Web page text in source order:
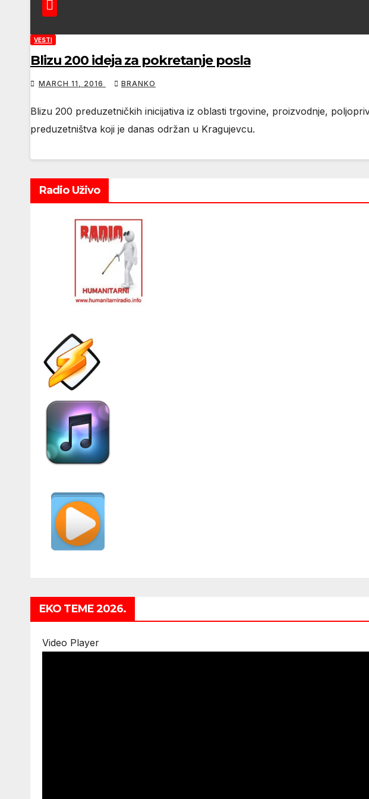
VESTI
Blizu 200 ideja za pokretanje posla
MARCH 11, 2016 BRANKO
Blizu 200 preduzetničkih inicijativa iz oblasti trgovine, proizvodnje,
preduzetništva koji je danas održan u Kragujevcu.
Radio Uživo
EKO TEME 2026.
Video Player